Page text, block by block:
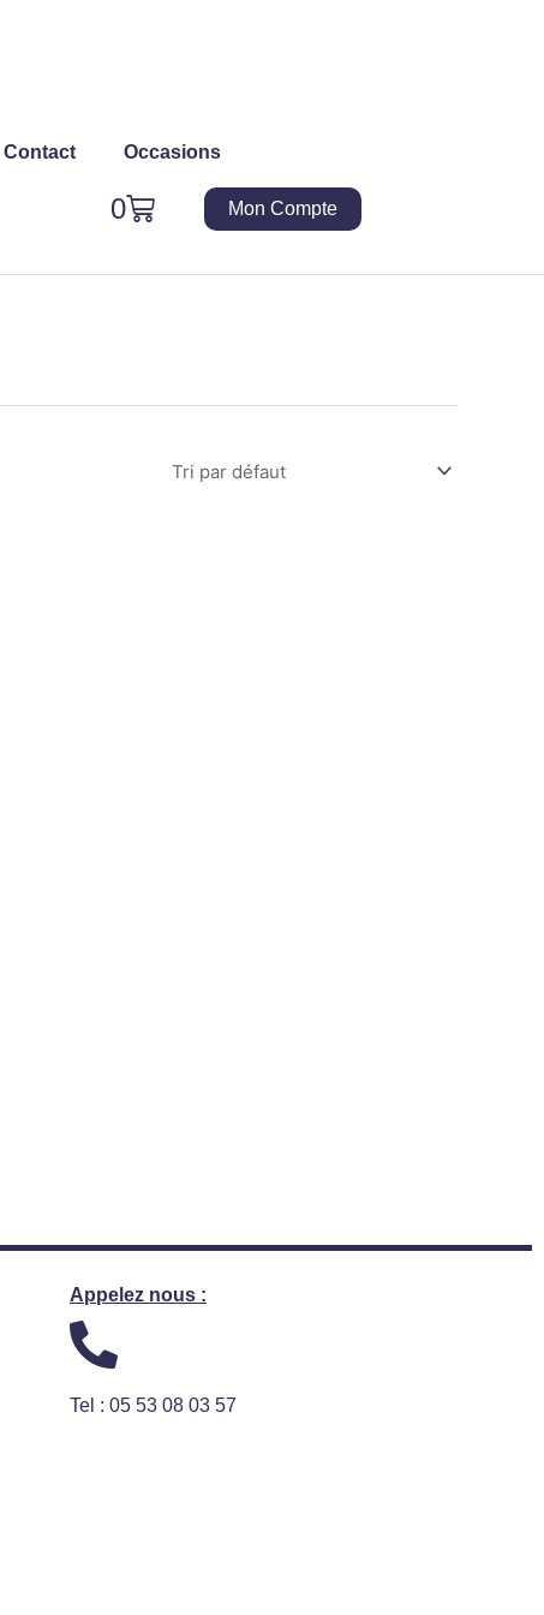
Contact Occasions
0
Panier Mon Compte
Appelez nous :
Tel : 05 53 08 03 57